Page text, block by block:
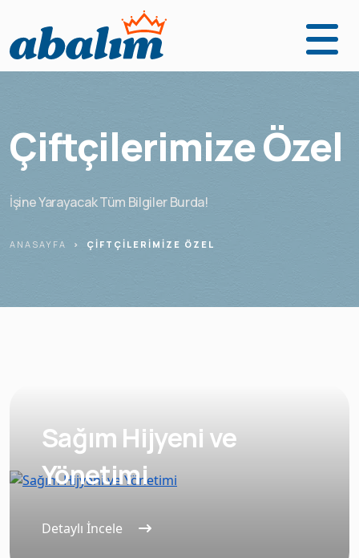
Anasayfa
Fabrikalarımız
Kurumsal
Abalım Yanımda
Çiftçilerimize Özel
İşine Yarayacak Tüm Bilgiler Burda!
ANASAYFA ÇIFTÇILERIMIZE ÖZEL
Sağım Hijyeni ve
Yönetimi
Detaylı İncele